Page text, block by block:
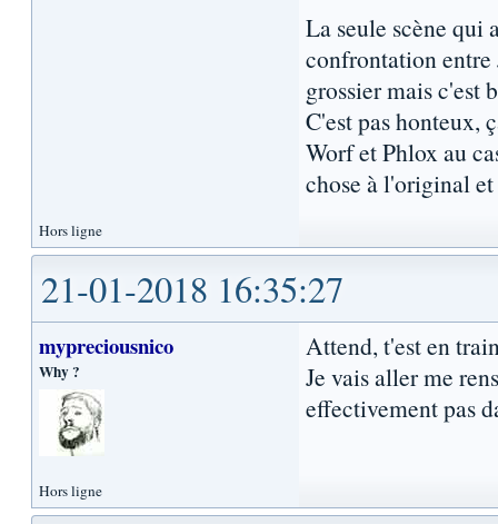
La seule scène qui
confrontation entre
grossier mais c'est
C'est pas honteux,
Worf et Phlox au
chose à l'original
Hors ligne
21-01-2018 16:35:27
mypreciousnico
Why ?
Attend, t'est en
Je vais aller me
effectivement pas
Hors ligne